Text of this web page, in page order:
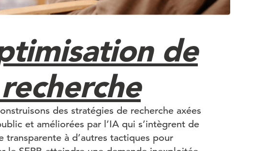
de
des stratégies de recherche axées
et améliorées par l’IA qui s’intègrent de
transparente à d’autres tactiques pour